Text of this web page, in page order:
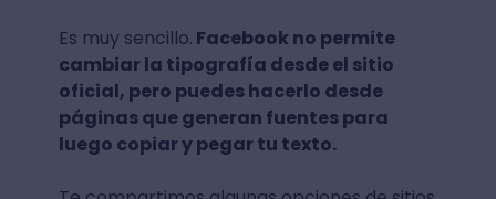
Es muy sencillo. Facebook no permite
cambiar la tipografía desde el sitio
oficial, pero puedes hacerlo desde
páginas que generan fuentes para
luego copiar y pegar tu texto.